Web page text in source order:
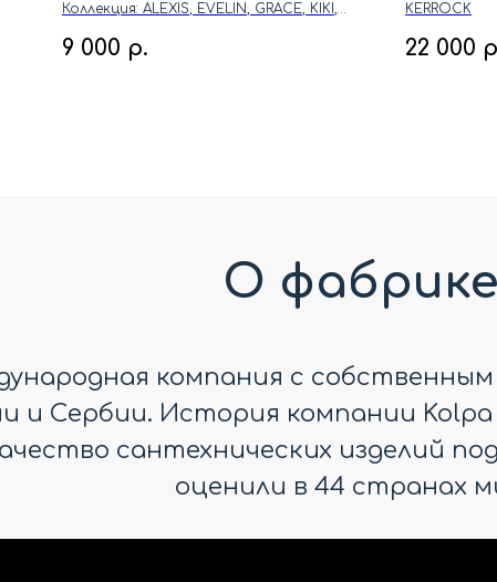
Коллекция: ALEXIS, EVELIN, GRACE, KIKI,
9 000 р.
KERROCK
22 000
О фабрике
компания с
и Сербии. История компании Kolpa
сантехнических изделий
оценили в 44 странах